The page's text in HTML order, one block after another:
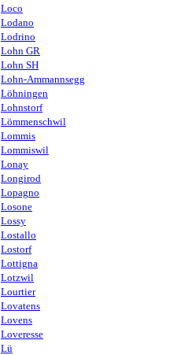
Loco
Lodano
Lodrino
Lohn GR
Lohn SH
Lohn-Ammannsegg
Löhningen
Lohnstorf
Lömmenschwil
Lommis
Lommiswil
Lonay
Longirod
Lopagno
Losone
Lossy
Lostallo
Lostorf
Lottigna
Lotzwil
Lourtier
Lovatens
Lovens
Loveresse
Lü